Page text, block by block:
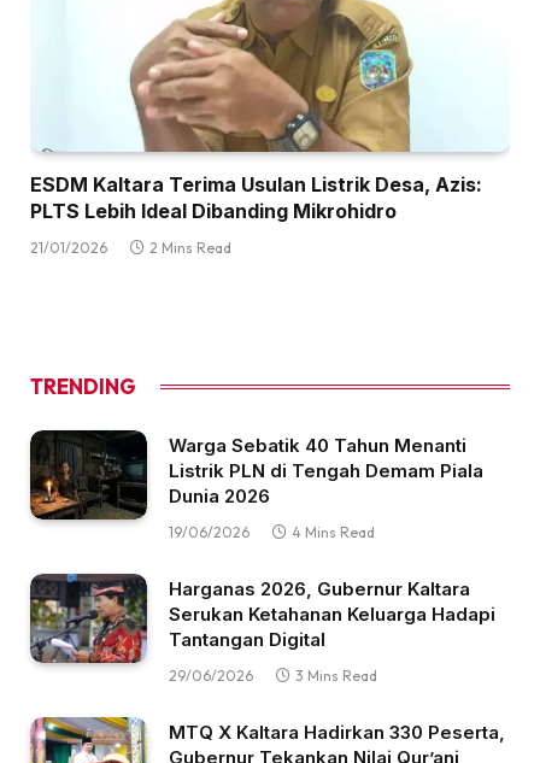
ESDM Kaltara Terima Usulan Listrik Desa, Azis:
PLTS Lebih Ideal Dibanding Mikrohidro
21/01/2026 2 Mins Read
TRENDING
Warga Sebatik 40 Tahun Menanti
Listrik PLN di Tengah Demam Piala
Dunia 2026
19/06/2026 4 Mins Read
Harganas 2026, Gubernur Kaltara
Serukan Ketahanan Keluarga Hadapi
Tantangan Digital
29/06/2026 3 Mins Read
MTQ X Kaltara Hadirkan 330 Peserta,
Gubernur Tekankan Nilai Qur’ani